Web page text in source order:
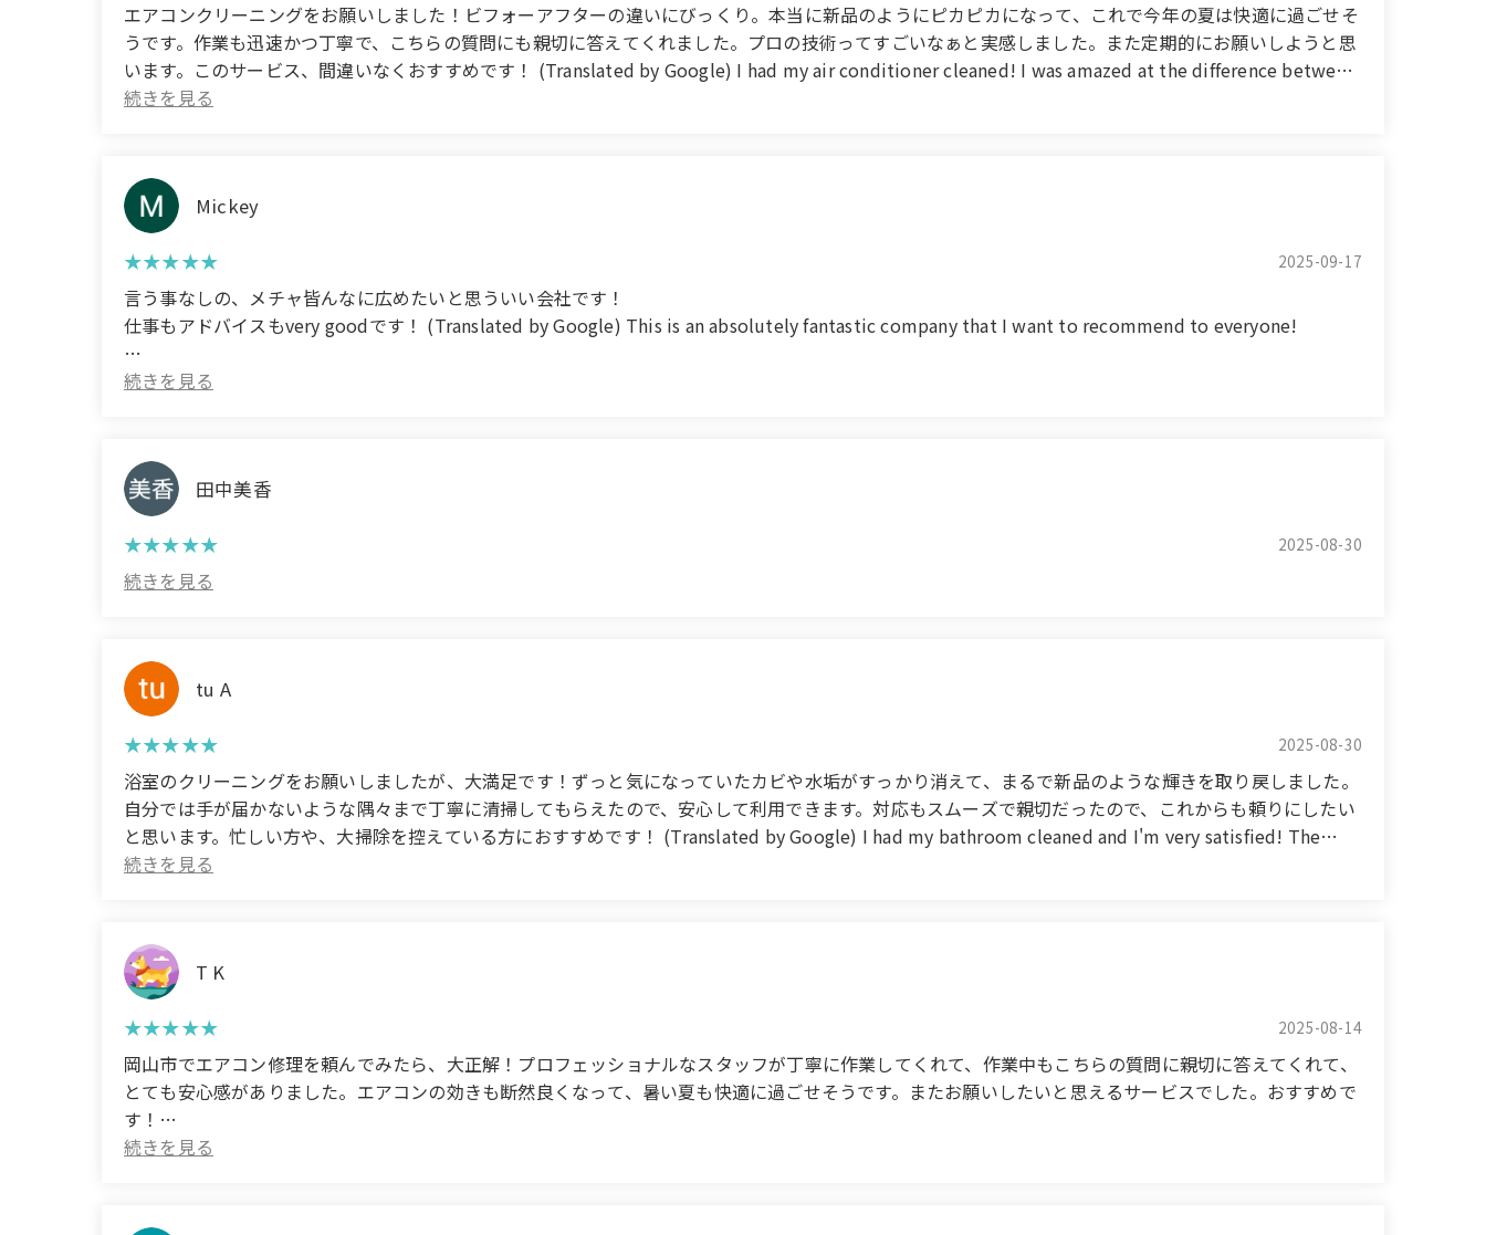
エアコンクリーニングをお願いしました！ビフォーアフターの違いにびっくり。本当に新品のようにピカピカになって、これで今年の夏は快適に過ごせそ
うです。作業も迅速かつ丁寧で、こちらの質問にも親切に答えてくれました。プロの技術ってすごいなぁと実感しました。また定期的にお願いしようと思
います。このサービス、間違いなくおすすめです！ (Translated by Google) I had my air conditioner cleaned! I was amazed at the difference between
the before and after. It really looks brand new and shiny, and I'm sure I'll be able to spend this summer in comfort. The work was done quickly and
Mickey
2025-09-17
言う事なしの、メチャ皆んなに広めたいと思ういい会社です！
仕事もアドバイスもvery goodです！ (Translated by Google) This is an absolutely fantastic company that I want to recommend to everyone!
The work and advice are very good!
田中美香
2025-08-30
tu A
2025-08-30
浴室のクリーニングをお願いしましたが、大満足です！ずっと気になっていたカビや水垢がすっかり消えて、まるで新品のような輝きを取り戻しました。
自分では手が届かないような隅々まで丁寧に清掃してもらえたので、安心して利用できます。対応もスムーズで親切だったので、これからも頼りにしたい
と思います。忙しい方や、大掃除を控えている方におすすめです！ (Translated by Google) I had my bathroom cleaned and I'm very satisfied! The
mold and water stains that had been bothering me for a long time are completely gone, and it's back to shining like new. They carefully cleaned
T K
2025-08-14
岡山市でエアコン修理を頼んでみたら、大正解！プロフェッショナルなスタッフが丁寧に作業してくれて、作業中もこちらの質問に親切に答えてくれて、
とても安心感がありました。エアコンの効きも断然良くなって、暑い夏も快適に過ごせそうです。またお願いしたいと思えるサービスでした。おすすめで
す！
answered my questions while they were working, which gave me a great sense of security. The air conditioner works much better now, and I think